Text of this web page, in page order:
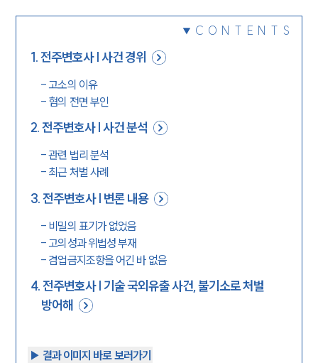
CONTENTS
1.전주변호사 | 사건 경위
-고소의 이유
- 혐의 전면 부인
2.전주변호사 | 사건 분석
-관련 법리 분석
- 최근 처벌 사례
3.전주변호사 | 변론 내용
- 비밀의 표기가 없었음
-고의성과 위법성 부재
- 겸업금지조항을 어긴 바 없음
4.전주변호사 | 기술 국외유출 사건, 불기소로 처벌
방어해
▶︎ 결과 이미지 바로 보러가기